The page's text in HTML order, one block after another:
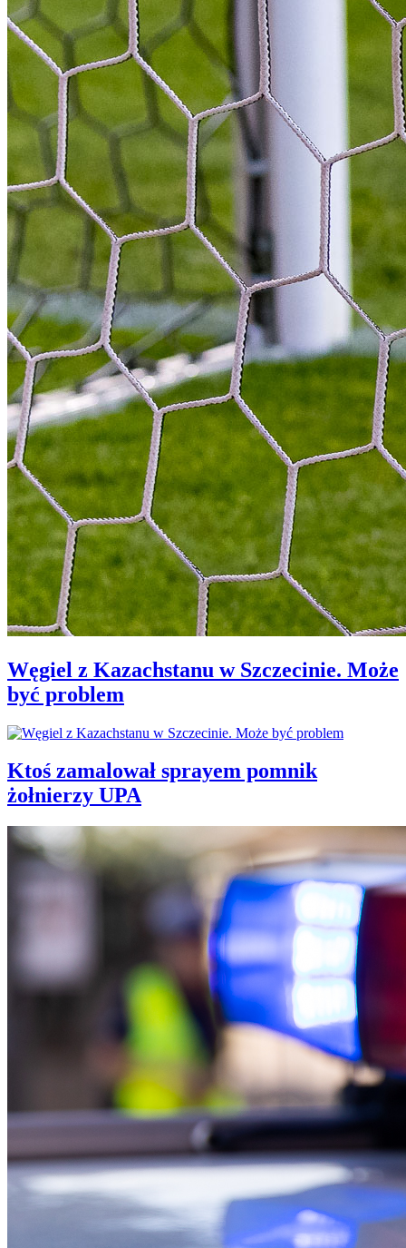
Węgiel z Kazachstanu w Szczecinie. Może
być problem
Ktoś zamalował sprayem pomnik
żołnierzy UPA